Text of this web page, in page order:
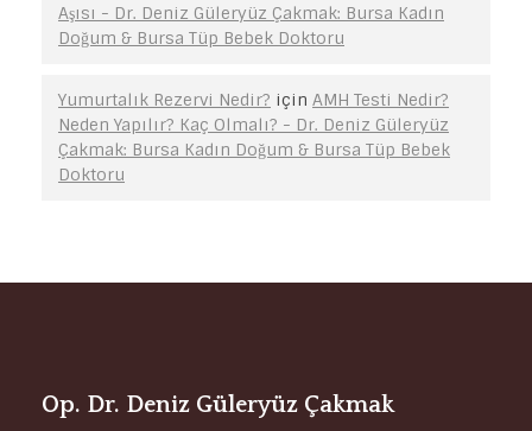
Aşısı - Dr. Deniz Güleryüz Çakmak: Bursa Kadın
Doğum & Bursa Tüp Bebek Doktoru
Yumurtalık Rezervi Nedir? için AMH Testi Nedir?
Neden Yapılır? Kaç Olmalı? - Dr. Deniz Güleryüz
Çakmak: Bursa Kadın Doğum & Bursa Tüp Bebek
Doktoru
Op. Dr. Deniz Güleryüz Çakmak